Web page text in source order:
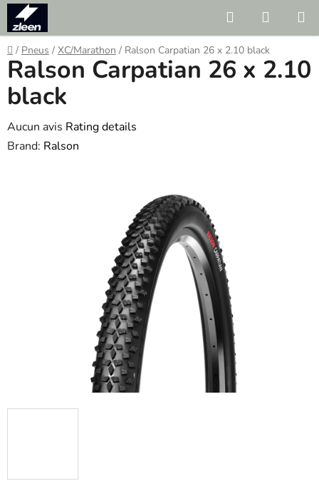
Skip
content
Search
CART
Home
/ Pneus / XC/Marathon / Ralson Carpatian 26 x 2.10 black
Ralson Carpatian 26 x 2.10
black
The
average
Aucun avis Rating details
Brand: Ralson